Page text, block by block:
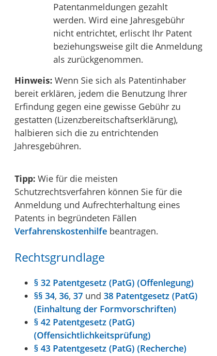
Patentanmeldungen gezahlt
werden. Wird eine Jahresgebühr
nicht entrichtet, erlischt Ihr Patent
beziehungsweise gilt die Anmeldung
als zurückgenommen.
Hinweis: Wenn Sie sich als Patentinhaber
bereit erklären, jedem die Benutzung Ihrer
Erfindung gegen eine gewisse Gebühr zu
gestatten (Lizenzbereitschaftserklärung),
halbieren sich die zu entrichtenden
Jahresgebühren.
Tipp: Wie für die meisten
Schutzrechtsverfahren können Sie für die
Anmeldung und Aufrechterhaltung eines
Patents in begründeten Fällen
Verfahrenskostenhilfe beantragen.
Rechtsgrundlage
§ 32 Patentgesetz (PatG) (Offenlegung)
§§ 34, 36, 37 und 38 Patentgesetz (PatG)
(Einhaltung der Formvorschriften)
§ 42 Patentgesetz (PatG)
(Offensichtlichkeitsprüfung)
§ 43 Patentgesetz (PatG) (Recherche)